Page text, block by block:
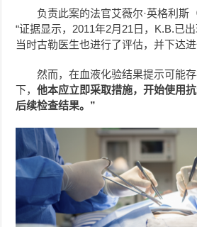
负责此案的法官艾薇尔·英格利斯
“证据显示，2011年2月21日，K.B.已
当时古勒医生也进行了评估，并下达进
然而，在血液化验结果提示可能
下，他本应立即采取措施，开始使用
后续检查结果。”